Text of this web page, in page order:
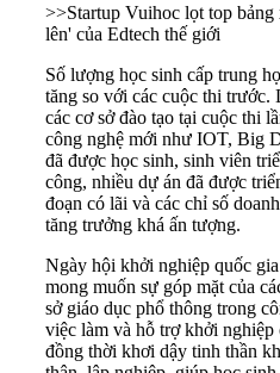
>>Startup Vuihoc lọt top bảng
lên' của Edtech thế giới
Số lượng học sinh cấp trung
tăng so với các cuộc thi trước.
các cơ sở đào tạo tại cuộc thi
công nghệ mới như IOT, Big
đã được học sinh, sinh viên
công, nhiều dự án đã được
đoạn có lãi và các chỉ số
tăng trưởng khá ấn tượng.
Ngày hội khởi nghiệp quốc
mong muốn sự góp mặt của
sở giáo dục phổ thông trong
việc làm và hỗ trợ khởi nghiệp
đồng thời khơi dậy tinh thần